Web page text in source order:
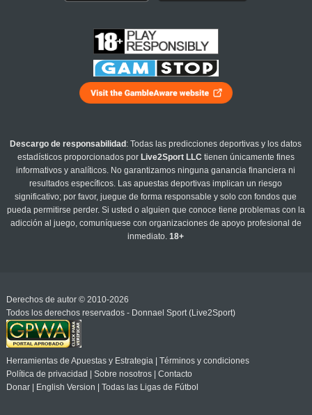
Descargo de responsabilidad : Todas las predicciones deportivas y los datos
estadísticos proporcionados por Live2Sport LLC tienen únicamente fines
informativos y analíticos. No garantizamos ninguna ganancia financiera ni
resultados específicos. Las apuestas deportivas implican un riesgo
significativo; por favor, juegue de forma responsable y solo con fondos que
pueda permitirse perder. Si usted o alguien que conoce tiene problemas con la
adicción al juego, comuníquese con organizaciones de apoyo profesional de
inmediato.18+
Derechos de autor © 2010-2026
Todos los derechos reservados - Donnael Sport (Live2Sport)
Herramientas de Apuestas y Estrategia| Términos y condiciones
Política de privacidad
Sobre nosotros| Contacto
Donar| English Version Todas las Ligas de Fútbol